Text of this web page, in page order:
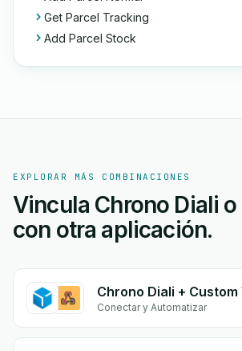
Get Parcel Tracking
Add Parcel Stock
EXPLORAR MÁS COMBINACIONES
Vincula Chrono Diali
con otra aplicación.
Chrono Diali + Custom
Conectar y Automatizar